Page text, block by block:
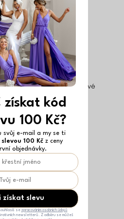
Vyrobeno v EU
Krémové stylové áčkové
šaty EALITO
749 Kč
ONESIZE
získat kód
100 Kč?
svůj e-mail a my se ti
slevou 100 Kčz ceny
objednávky.
získat slevu
se zpracováním osobních údajů
newsletterů. Z odběru se můžeš